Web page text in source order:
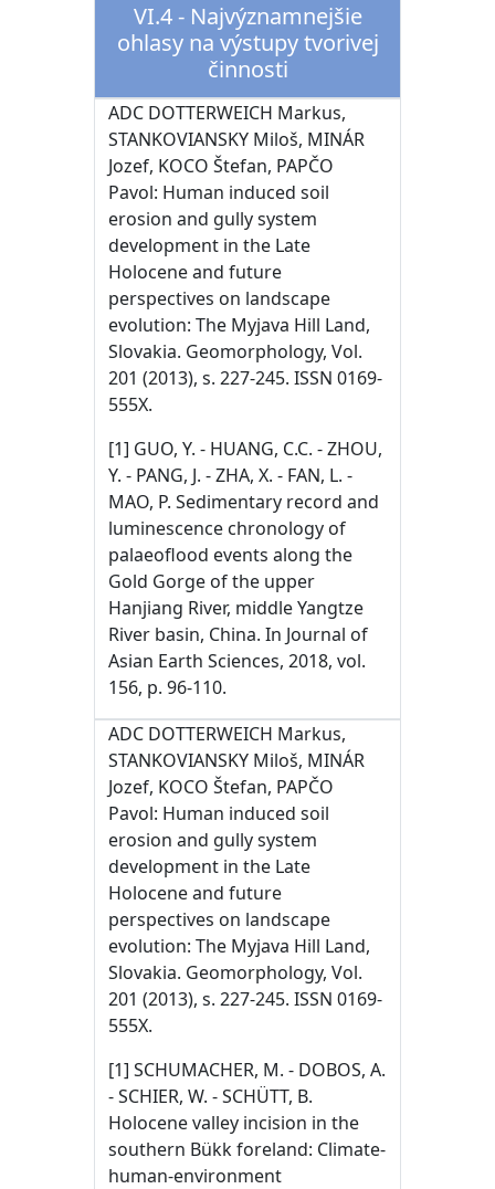
VI.4 - Najvýznamnejšie
ohlasy na výstupy tvorivej
činnosti
ADC DOTTERWEICH Markus,
STANKOVIANSKY Miloš, MINÁR
Jozef, KOCO Štefan, PAPČO
Pavol: Human induced soil
erosion and gully system
development in the Late
Holocene and future
perspectives on landscape
evolution: The Myjava Hill Land,
Slovakia. Geomorphology, Vol.
201 (2013), s. 227-245. ISSN 0169-
555X.
[1] GUO, Y. - HUANG, C.C. - ZHOU,
Y. - PANG, J. - ZHA, X. - FAN, L. -
MAO, P. Sedimentary record and
luminescence chronology of
palaeoflood events along the
Gold Gorge of the upper
Hanjiang River, middle Yangtze
River basin, China. In Journal of
Asian Earth Sciences, 2018, vol.
156, p. 96-110.
ADC DOTTERWEICH Markus,
STANKOVIANSKY Miloš, MINÁR
Jozef, KOCO Štefan, PAPČO
Pavol: Human induced soil
erosion and gully system
development in the Late
Holocene and future
perspectives on landscape
evolution: The Myjava Hill Land,
Slovakia. Geomorphology, Vol.
201 (2013), s. 227-245. ISSN 0169-
555X.
[1] SCHUMACHER, M. - DOBOS, A.
- SCHIER, W. - SCHÜTT, B.
Holocene valley incision in the
southern Bükk foreland: Climate-
human-environment